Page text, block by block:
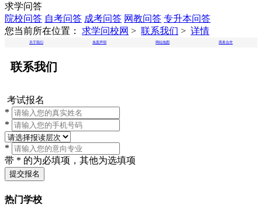
求学问答
院校问答 自考问答 成考问答 网教问答 专升本问答
您当前所在位置： 求学问校网 > 联系我们 > 详情
关于我们 免责声明 网站地图 商务合作
联系我们
考试报名
*
*
*
带 * 的为必填项，其他为选填项
提交报名
热门学校